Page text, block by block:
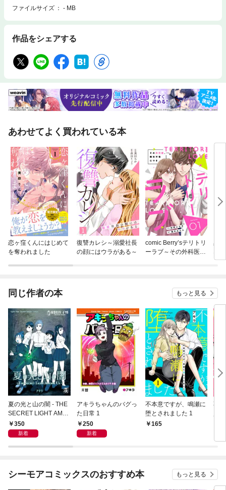
ファイルサイズ
- MB
作品をシェアする
あわせてよく買われている本
恋ヶ窪くんにはじめて
を奪われました
復讐カレシ～溺愛社長
の顔にはウラがある～
comic Berry’sテリトリ
ーラブ～その外科医、
黒
な
同じ作者の本 もっと見る
夏の光と山の闇 - THE
SECRET LIGHT AMO
UNG US -
350
新着
アキラちゃんのバグっ
た日常 1
250
新着
不本意ですが、鳴瀬に
堕とされました 1
165
不
シーモアコミックスのおすすめ本 もっと見る